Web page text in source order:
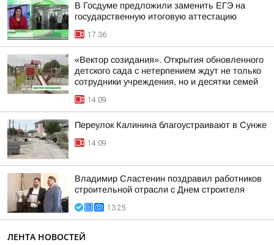
В Госдуме предложили заменить ЕГЭ на
государственную итоговую аттестацию
17:36
«Вектор созидания». Открытия обновленного
детского сада с нетерпением ждут не только
сотрудники учреждения, но и десятки семей
14:09
Переулок Калинина благоустраивают в Сунже
14:09
Владимир Сластенин поздравил работников
строительной отрасли с Днем строителя
13:25
ЛЕНТА НОВОСТЕЙ